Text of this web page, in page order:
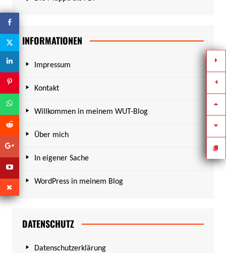
INFORMATIONEN
Impressum
Kontakt
Willkommen in meinem WUT-Blog
Über mich
In eigener Sache
WordPress in meinem Blog
DATENSCHUTZ
Datenschutzerklärung